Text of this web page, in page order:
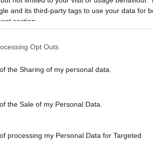
and its third-party tags to use your data for
section.
Opt Outs
the Sharing of my personal data.
the Sale of my Personal Data.
processing my Personal Data for Targeted